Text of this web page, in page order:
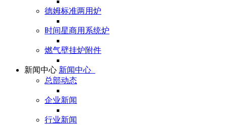
德姆标准两用炉
时间星商用系统炉
燃气壁挂炉附件
新闻中心 新闻中心
总部动态
企业新闻
行业新闻